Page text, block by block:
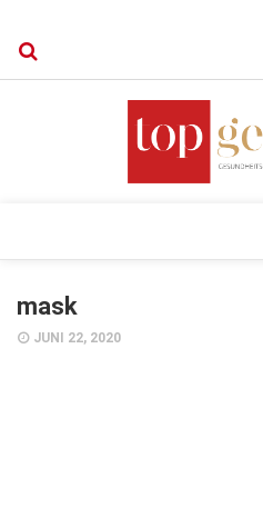
Verkaufsstellen
Kontakt, Impressum und
Datenschutzerklärung
Forschung
mask
JUNI 22, 2020